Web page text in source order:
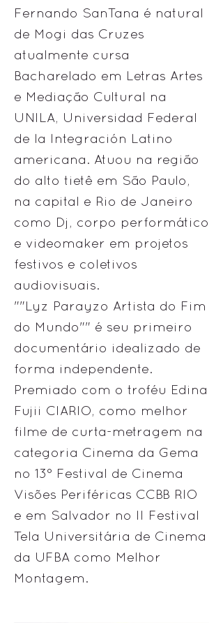
Fernando SanTana é natural
de Mogi das Cruzes
atualmente cursa
Bacharelado em Letras Artes
e Mediação Cultural na
UNILA, Universidad Federal
de la Integración Latino
americana. Atuou na região
do alto tietê em São Paulo,
na capital e Rio de Janeiro
como Dj, corpo performático
e videomaker em projetos
festivos e coletivos
audiovisuais.
""Lyz Parayzo Artista do Fim
do Mundo"" é seu primeiro
documentário idealizado de
forma independente.
Premiado com o troféu Edina
Fujii CIARIO, como melhor
filme de curta-metragem na
categoria Cinema da Gema
no 13° Festival de Cinema
Visões Periféricas CCBB RIO
e em Salvador no II Festival
Tela Universitária de Cinema
da UFBA como Melhor
Montagem.